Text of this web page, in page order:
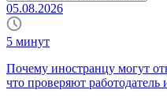
05.08.2026
5 минут
Почему иностранцу могут
что проверяют